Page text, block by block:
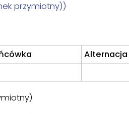
przymiotny))
Alternacja